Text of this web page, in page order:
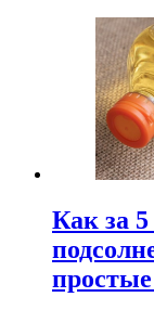
Как за